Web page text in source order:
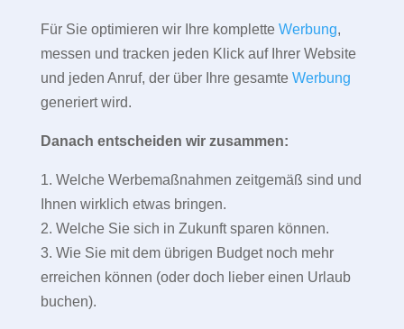
Für Sie optimieren wir Ihre komplette Werbung,
messen und tracken jeden Klick auf Ihrer Website
und jeden Anruf, der über Ihre gesamte Werbung
generiert wird.
Danach entscheiden wir zusammen:
1. Welche Werbemaßnahmen zeitgemäß sind und
Ihnen wirklich etwas bringen.
2. Welche Sie sich in Zukunft sparen können.
3. Wie Sie mit dem übrigen Budget noch mehr
erreichen können (oder doch lieber einen Urlaub
buchen).